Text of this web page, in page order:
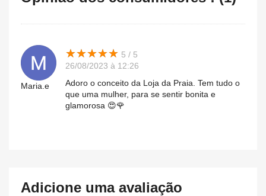
Maria.e
★★★★★
★★★★★ 5 / 5
26/08/2023 à 12:26
Adoro o conceito da Loja da Praia. Tem tudo o
que uma mulher, para se sentir bonita e
glamorosa 😍🌹
Adicione uma avaliação